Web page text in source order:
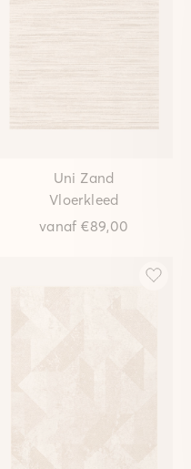
Uni Zand
Vloerkleed
vanaf€89,00